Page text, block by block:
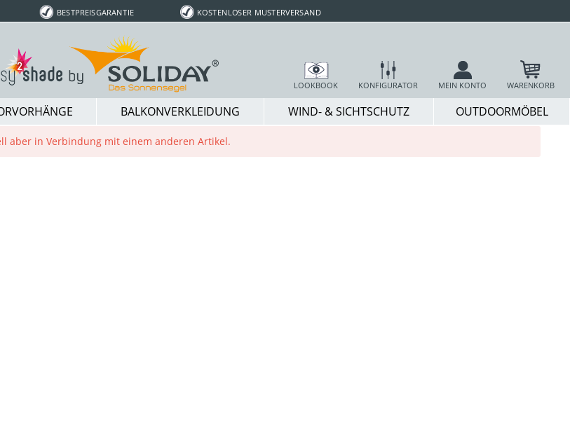
BESTPREISGARANTIE KOSTENLOSER MUSTERVERSAND
LOOKBOOK KONFIGURATOR MEIN KONTO WARENKORB
BALKONVERKLEIDUNG WIND- & SICHTSCHUTZ OUTDOORMÖBEL
aber in Verbindung mit einem anderen Artikel.